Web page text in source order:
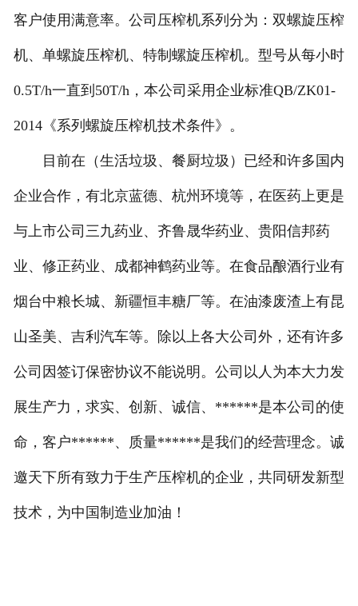
客户使用满意率。公司压榨机系列分为：双螺旋压榨
机、单螺旋压榨机、特制螺旋压榨机。型号从每小时
0.5T/h一直到50T/h，本公司采用企业标准QB/ZK01-
2014《系列螺旋压榨机技术条件》。
目前在（生活垃圾、餐厨垃圾）已经和许多国内
企业合作，有北京蓝德、杭州环境等，在医药上更是
与上市公司三九药业、齐鲁晟华药业、贵阳信邦药
业、修正药业、成都神鹤药业等。在食品酿酒行业有
烟台中粮长城、新疆恒丰糖厂等。在油漆废渣上有昆
山圣美、吉利汽车等。除以上各大公司外，还有许多
公司因签订保密协议不能说明。公司以人为本大力发
展生产力，求实、创新、诚信、******是本公司的使
命，客户******、质量******是我们的经营理念。诚
邀天下所有致力于生产压榨机的企业，共同研发新型
技术，为中国制造业加油！